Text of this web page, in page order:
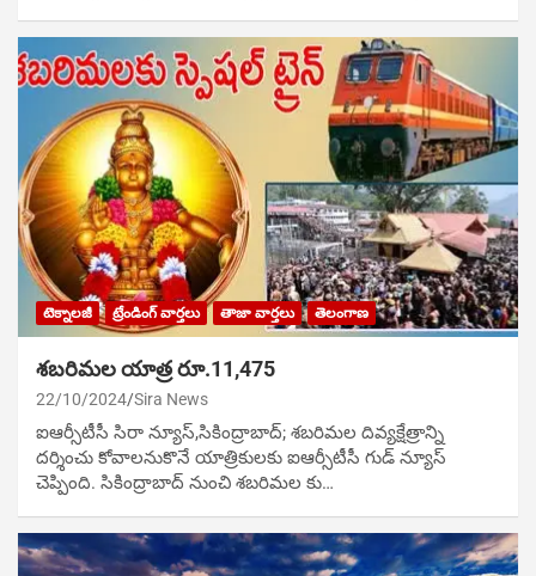
టెక్నాలజీ ట్రేండింగ్ వార్తలు తాజా వార్తలు తెలంగాణ
శబరిమల యాత్ర రూ.11,475
22/10/2024 Sira News
ఐఆర్సీటీసీ సిరా న్యూస్,సికింద్రాబాద్; శబరిమల దివ్యక్షేత్రాన్ని
దర్శించు కోవాలనుకొనే యాత్రికులకు ఐఆర్సీటీసీ గుడ్ న్యూస్
చెప్పింది. సికింద్రాబాద్ నుంచి శబరిమల కు…